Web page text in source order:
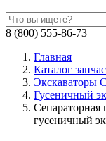
8 (800) 555-86-73
Главная
Каталог
Экскаваторы
Гусеничный
Сепараторная
гусеничный